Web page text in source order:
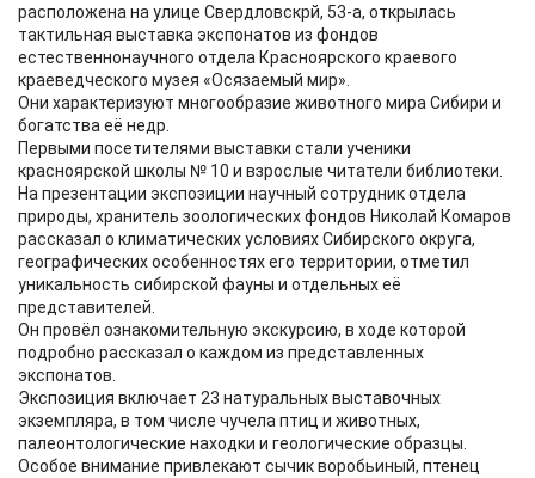
расположена на улице Свердловскрй, 53-а, открылась
тактильная выставка экспонатов из фондов
естественнонаучного отдела Красноярского краевого
краеведческого музея «Осязаемый мир».
Они характеризуют многообразие животного мира Сибири и
богатства её недр.
Первыми посетителями выставки стали ученики
красноярской школы № 10 и взрослые читатели библиотеки.
На презентации экспозиции научный сотрудник отдела
природы, хранитель зоологических фондов Николай Комаров
рассказал о климатических условиях Сибирского округа,
географических особенностях его территории, отметил
уникальность сибирской фауны и отдельных её
представителей.
Он провёл ознакомительную экскурсию, в ходе которой
подробно рассказал о каждом из представленных
экспонатов.
Экспозиция включает 23 натуральных выставочных
экземпляра, в том числе чучела птиц и животных,
палеонтологические находки и геологические образцы.
Особое внимание привлекают сычик воробьиный, птенец